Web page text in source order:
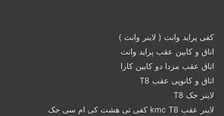
کفی پراید وانت ( لاینر وانت )
اتاق و کابین عقب پراید وانت
اتاق عقب مزدا دو کابین کارا
اتاق و کانوپی عقب T8
لاینر جک T8
لاینر عقب kmc T8 کفی تی هشت کی ام سی جک